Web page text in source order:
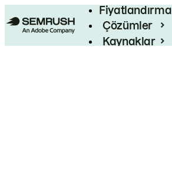
Fiyatlandırma
Çözümler
Kaynaklar